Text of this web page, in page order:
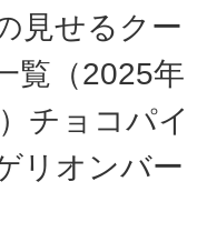
見せるクー
覧（2025年
チョコパイ
リオンバー